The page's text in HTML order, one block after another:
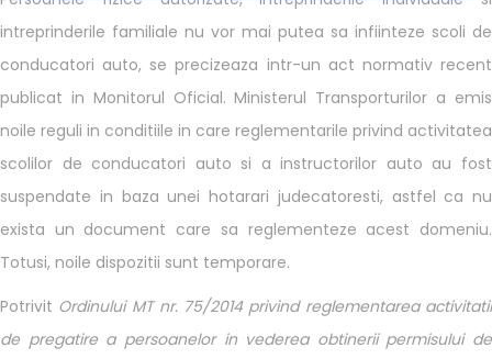
intreprinderile familiale nu vor mai putea sa infiinteze scoli de
conducatori auto, se precizeaza intr-un act normativ recent
publicat in Monitorul Oficial. Ministerul Transporturilor a emis
noile reguli in conditiile in care reglementarile privind activitatea
scolilor de conducatori auto si a instructorilor auto au fost
suspendate in baza unei hotarari judecatoresti, astfel ca nu
exista un document care sa reglementeze acest domeniu.
Totusi, noile dispozitii sunt temporare.
Potrivit Ordinului MT nr. 75/2014 privind reglementarea activitatii
de pregatire a persoanelor in vederea obtinerii permisului de